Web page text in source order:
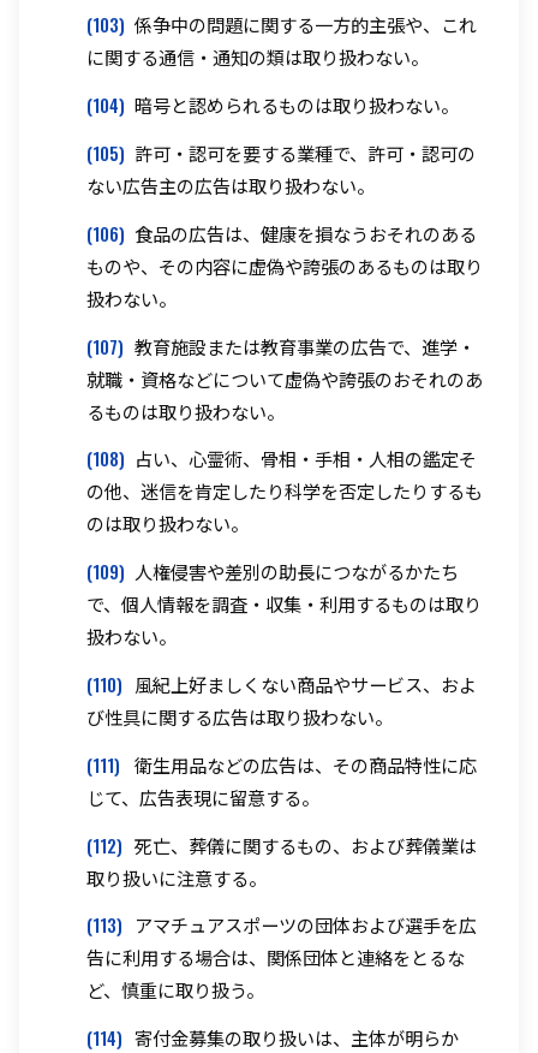
(103) 係争中の問題に関する一方的主張や、これ
に関する通信・通知の類は取り扱わない。
(104) 暗号と認められるものは取り扱わない。
(105) 許可・認可を要する業種で、許可・認可の
ない広告主の広告は取り扱わない。
(106) 食品の広告は、健康を損なうおそれのある
ものや、その内容に虚偽や誇張のあるものは取り
扱わない。
(107) 教育施設または教育事業の広告で、進学・
就職・資格などについて虚偽や誇張のおそれのあ
るものは取り扱わない。
(108) 占い、心霊術、骨相・手相・人相の鑑定そ
の他、迷信を肯定したり科学を否定したりするも
のは取り扱わない。
(109) 人権侵害や差別の助長につながるかたち
で、個人情報を調査・収集・利用するものは取り
扱わない。
(110) 風紀上好ましくない商品やサービス、およ
び性具に関する広告は取り扱わない。
(111) 衛生用品などの広告は、その商品特性に応
じて、広告表現に留意する。
(112) 死亡、葬儀に関するもの、および葬儀業は
取り扱いに注意する。
(113) アマチュアスポーツの団体および選手を広
告に利用する場合は、関係団体と連絡をとるな
ど、慎重に取り扱う。
(114) 寄付金募集の取り扱いは、主体が明らか